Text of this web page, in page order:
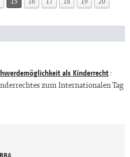
als Kinderrecht:
zum Internationalen Tag